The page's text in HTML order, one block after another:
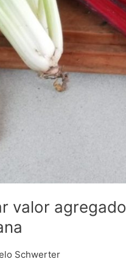
valor
Schwerter